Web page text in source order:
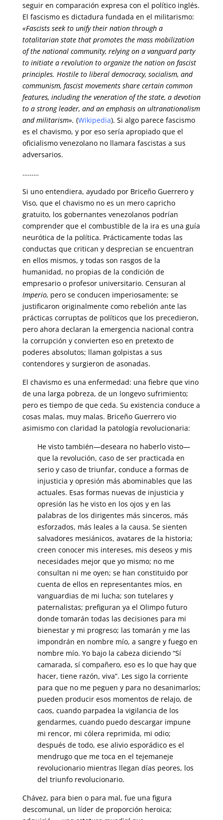
seguir en comparación expresa con el político inglés.
El fascismo es dictadura fundada en el militarismo:
«Fascists seek to unify their nation through a
totalitarian state that promotes the mass mobilization
of the national community, relying on a vanguard party
to initiate a revolution to organize the nation on fascist
principles. Hostile to liberal democracy, socialism, and
communism, fascist movements share certain common
features, including the veneration of the state, a devotion
to a strong leader, and an emphasis on ultranationalism
and militarism». (Wikipedia). Si algo parece fascismo
es el chavismo, y por eso sería apropiado que el
oficialismo venezolano no llamara fascistas a sus
adversarios.
………
Si uno entendiera, ayudado por Briceño Guerrero y
Viso, que el chavismo no es un mero capricho
gratuito, los gobernantes venezolanos podrían
comprender que el combustible de la ira es una guía
neurótica de la política. Prácticamente todas las
conductas que critican y desprecian se encuentran
en ellos mismos, y todas son rasgos de la
humanidad, no propias de la condición de
empresario o profesor universitario. Censuran al
Imperio, pero se conducen imperiosamente; se
justificaron originalmente como rebelión ante las
prácticas corruptas de políticos que los precedieron,
pero ahora declaran la emergencia nacional contra
la corrupción y convierten eso en pretexto de
poderes absolutos; llaman golpistas a sus
contendores y surgieron de asonadas.
El chavismo es una enfermedad: una fiebre que vino
de una larga pobreza, de un longevo sufrimiento;
pero es tiempo de que ceda. Su existencia conduce a
cosas malas, muy malas. Briceño Guerrero vio
asimismo con claridad la patología revolucionaria:
He visto también—deseara no haberlo visto—
que la revolución, caso de ser practicada en
serio y caso de triunfar, conduce a formas de
injusticia y opresión más abominables que las
actuales. Esas formas nuevas de injusticia y
opresión las he visto en los ojos y en las
palabras de los dirigentes más sinceros, más
esforzados, más leales a la causa. Se sienten
salvadores mesiánicos, avatares de la historia;
creen conocer mis intereses, mis deseos y mis
necesidades mejor que yo mismo; no me
consultan ni me oyen; se han constituido por
cuenta de ellos en representantes míos, en
vanguardias de mi lucha; son tutelares y
paternalistas; prefiguran ya el Olimpo futuro
donde tomarán todas las decisiones para mi
bienestar y mi progreso; las tomarán y me las
impondrán en nombre mío, a sangre y fuego en
nombre mío. Yo bajo la cabeza diciendo “Sí
camarada, sí compañero, eso es lo que hay que
hacer, tiene razón, viva”. Les sigo la corriente
para que no me peguen y para no desanimarlos;
pueden producir esos momentos de relajo, de
caos, cuando parpadea la vigilancia de los
gendarmes, cuando puedo descargar impune
mi rencor, mi cólera reprimida, mi odio;
después de todo, ese alivio esporádico es el
mendrugo que me toca en el tejemaneje
revolucionario mientras llegan días peores, los
del triunfo revolucionario.
Chávez, para bien o para mal, fue una figura
descomunal, un líder de proporción heroica;